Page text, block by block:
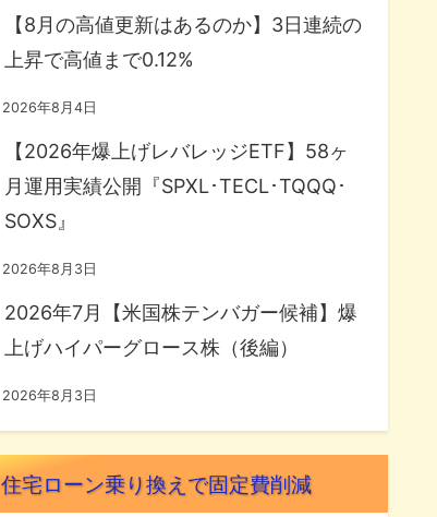
【8月の高値更新はあるのか】3日連続の
上昇で高値まで0.12%
2026年8月4日
【2026年爆上げレバレッジETF】58ヶ
月運用実績公開『SPXL･TECL･TQQQ･
SOXS』
2026年8月3日
2026年7月【米国株テンバガー候補】爆
上げハイパーグロース株（後編）
2026年8月3日
住宅ローン乗り換えで固定費削減